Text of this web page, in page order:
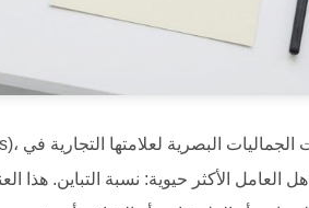
العامل الأكثر حيوية: نسبة التباين.